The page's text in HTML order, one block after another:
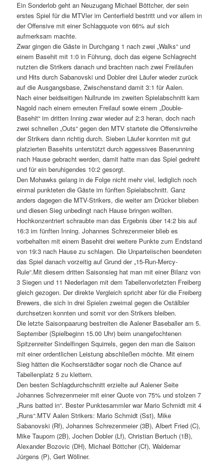
Ein Sonderlob geht an Neuzugang Michael Böttcher, der sein
erstes Spiel für die MTVler im Centerfield bestritt und vor allem in
der Offensive mit einer Schlagquote von 66% auf sich
aufmerksam machte.
Zwar gingen die Gäste in Durchgang 1 nach zwei „Walks“ und
einem Basehit mit 1:0 in Führung, doch das eigene Schlagrecht
nutzten die Strikers danach und brachten nach zwei Freiläufen
und Hits durch Sabanovski und Dobler drei Läufer wieder zurück
auf die Ausgangsbase, Zwischenstand damit 3:1 für Aalen.
Nach einer beidseitigen Nullrunde im zweiten Spielabschnitt kam
Nagold nach einem erneuten Freilauf sowie einem „Double-
Basehit“ im dritten Inning zwar wieder auf 2:3 heran, doch nach
zwei schnellen „Outs“ gegen den MTV startete die Offensivreihe
der Strikers dann richtig durch. Sieben Läufer konnten mit gut
platzierten Basehits unterstützt durch aggessives Baserunning
nach Hause gebracht werden, damit hatte man das Spiel gedreht
und für ein beruhigendes 10:2 gesorgt.
Den Mohawks gelang in de Folge nicht mehr viel, lediglich noch
einmal punkteten die Gäste im fünften Spielabschnitt. Ganz
anders dagegen die MTV-Strikers, die weiter am Drücker blieben
und diesen Sieg unbedingt nach Hause bringen wollten.
Hochkonzentriert schraubte man das Ergebnis über 14:2 bis auf
16:3 im fünften Inning. Johannes Schrezenmeier blieb es
vorbehalten mit einem Basehit drei weitere Punkte zum Endstand
von 19:3 nach Hause zu schlagen. Die Unparteiischen beendeten
das Spiel danach vorzeitig auf Grund der „15-Run-Mercy-
Rule“.Mit diesem dritten Saisonsieg hat man mit einer Bilanz von
3 Siegen und 11 Niederlagen mit dem Tabellenvorletzten Freiberg
gleich gezogen. Der direkte Vergleich spricht aber für die Freiberg
Brewers, die sich in drei Spielen zweimal gegen die Ostälbler
durchsetzen konnten und somit vor den Strikers bleiben.
Die letzte Saisonpaarung bestreiten die Aalener Baseballer am 5.
September (Spielbeginn 15.00 Uhr) beim unangefochtenen
Spitzenreiter Sindelfingen Squirrels, gegen den man die Saison
mit einer ordentlichen Leistung abschließen möchte. Mit einem
Sieg hätten die Kochserstädter sogar noch die Chance auf
Tabellenplatz 5 zu klettern.
Den besten Schlagdurchschnitt erzielte auf Aalener Seite
Johannes Schrezenmeier mit einer Quote von 75% und stolzen 7
„Runs batted in“. Bester Punktesammler war Mario Schmidt mit 4
„Runs“.MTV Aalen Strikers: Mario Schmidt (Sst), Mike
Sabanovski (Rf), Johannes Schrezenmeier (3B), Albert Fried (C),
Mike Tauporn (2B), Jochen Dobler (Lf), Christian Bertuch (1B),
Alexander Bozovic (DH), Michael Böttcher (Cf), Waldemar
Jürgens (P), Gert Wöllner.